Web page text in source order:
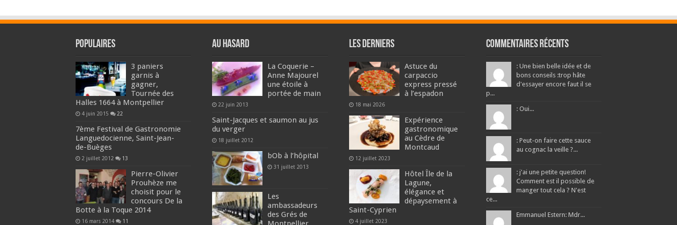
Populaires
3 paniers
garnis à
gagner,
Tournée des
Halles 1664 à Montpellier
4 juin 2015 22
7ème Festival de Gastronomie
Languedocienne, Saint-Jean-
de-Buèges
2 juillet 2012 13
Pierre-Olivier
Prouhèze me
choisit pour le
concours De la
Botte à la Toque 2014
16 mars 2014 11
Au hasard
La Coquerie –
Anne Majourel
une étoile à
portée de main
22 juin 2013
Saint-Jacques et saumon au jus
du verger
18 juillet 2012
bOb à l’hôpital
31 juillet 2013
Les
ambassadeurs
des Grés de
Les derniers
Astuce du
carpaccio
express pressé
à l’espadon
18 mai 2026
Expérience
gastronomique
au Cèdre de
Montcaud
12 juillet 2023
Hôtel Île de la
Lagune,
élégance et
dépaysement à
Saint-Cyprien
4 juillet 2023
Commentaires récents
: Une bien belle idée et de
bons conseils :trop hâte
d'essayer encore faut il se
p...
: Oui...
: Peut-on faire cette sauce
au cognac la veille ?...
: j'ai une petite question!
Comment est il possible de
manger tout cela ? N'est
ce...
Emmanuel Estern: Mdr...